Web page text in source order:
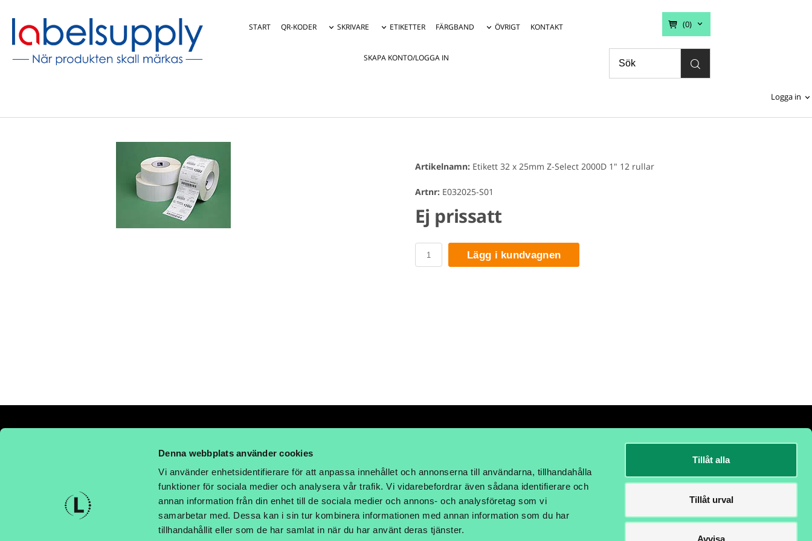
Denna webbplats använder cookies
Vi använder enhetsidentifierare för att anpassa innehållet och annonserna till användarna, tillhandahålla
funktioner för sociala medier och analysera vår trafik. Vi vidarebefordrar även sådana identifierare och
annan information från din enhet till de sociala medier och annons- och analysföretag som vi
samarbetar med. Dessa kan i sin tur kombinera informationen med annan information som du har
tillhandahållit eller som de har samlat in när du har använt deras tjänster.
Tillåt alla
Tillåt urval
Avvisa
START QR-KODER SKRIVARE ETIKETTER FÄRGBAND ÖVRIGT KONTAKT
SKAPA KONTO/LOGGA IN
(0)
Logga in
Artikelnamn: Etikett 32 x 25mm Z-Select 2000D 1" 12 rullar
Artnr: E032025-S01
Ej prissatt
Lägg i kundvagnen
METALLGATAN 12C, 262 72 ÄNGELHOLM
Telefon: 042-44 23 990
E-post: order@labelsupply.se
© 2026 Part Holding AB